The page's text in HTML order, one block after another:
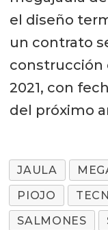
el diseño
un contrato
construcción
2021, con
del próximo
JAULA
PIOJO
SALMONES